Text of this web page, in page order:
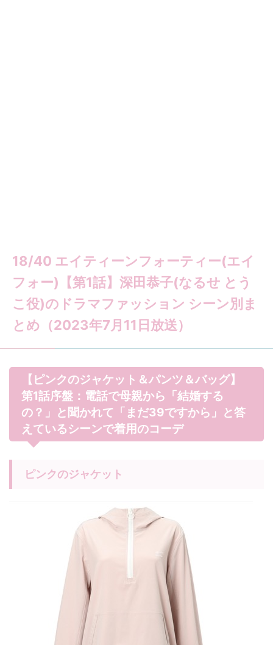
18/40 エイティーンフォーティー(エイ
フォー)【第1話】深田恭子(なるせ とう
こ役)のドラマファッション シーン別ま
とめ（2023年7月11日放送）
【ピンクのジャケット＆パンツ＆バッグ】
第1話序盤：電話で母親から「結婚する
の？」と聞かれて「まだ39ですから」と答
えているシーンで着用のコーデ
ピンクのジャケット